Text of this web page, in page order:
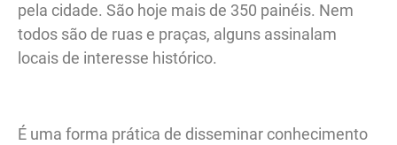
pela cidade. São hoje mais de 350 painéis. Nem
todos são de ruas e praças, alguns assinalam
locais de interesse histórico.
É uma forma prática de disseminar conhecimento